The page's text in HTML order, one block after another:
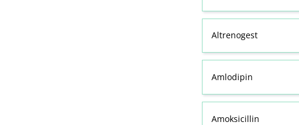
Altrenogest
Amlodipin
Amoksicillin